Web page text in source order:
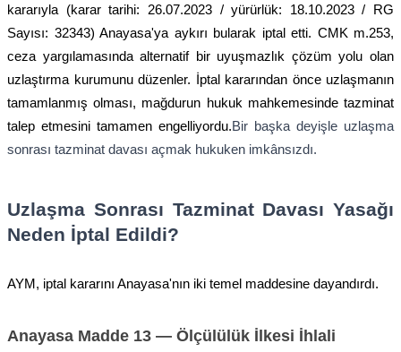
kararıyla (karar tarihi: 26.07.2023 / yürürlük: 18.10.2023 / RG
Sayısı: 32343) Anayasa'ya aykırı bularak iptal etti. CMK m.253,
ceza yargılamasında alternatif bir uyuşmazlık çözüm yolu olan
uzlaştırma kurumunu düzenler. İptal kararından önce uzlaşmanın
tamamlanmış olması, mağdurun hukuk mahkemesinde tazminat
talep etmesini tamamen engelliyordu.Bir başka deyişle uzlaşma
sonrası tazminat davası açmak hukuken imkânsızdı.
Uzlaşma Sonrası Tazminat Davası Yasağı
Neden İptal Edildi?
AYM, iptal kararını Anayasa'nın iki temel maddesine dayandırdı.
Anayasa Madde 13 — Ölçülülük İlkesi İhlali